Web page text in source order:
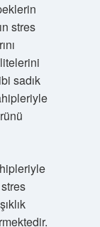
stres
sadık